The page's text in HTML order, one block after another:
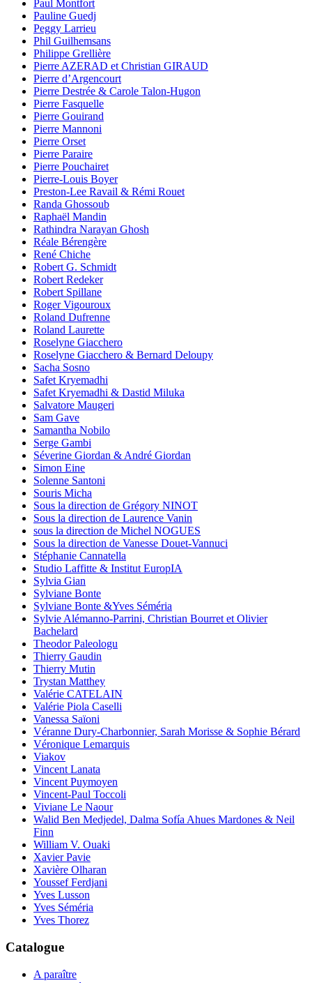
Paul Montfort
Pauline Guedj
Peggy Larrieu
Phil Guilhemsans
Philippe Grellière
Pierre AZERAD et Christian GIRAUD
Pierre d’Argencourt
Pierre Destrée & Carole Talon-Hugon
Pierre Fasquelle
Pierre Gouirand
Pierre Mannoni
Pierre Orset
Pierre Paraire
Pierre Pouchairet
Pierre-Louis Boyer
Preston-Lee Ravail & Rémi Rouet
Randa Ghossoub
Raphaël Mandin
Rathindra Narayan Ghosh
Réale Bérengère
René Chiche
Robert G. Schmidt
Robert Redeker
Robert Spillane
Roger Vigouroux
Roland Dufrenne
Roland Laurette
Roselyne Giacchero
Roselyne Giacchero & Bernard Deloupy
Sacha Sosno
Safet Kryemadhi
Safet Kryemadhi & Dastid Miluka
Salvatore Maugeri
Sam Gave
Samantha Nobilo
Serge Gambi
Séverine Giordan & André Giordan
Simon Eine
Solenne Santoni
Souris Micha
Sous la direction de Grégory NINOT
Sous la direction de Laurence Vanin
sous la direction de Michel NOGUES
Sous la direction de Vanesse Douet-Vannuci
Stéphanie Cannatella
Studio Laffitte & Institut EuropIA
Sylvia Gian
Sylviane Bonte
Sylviane Bonte &Yves Séméria
Sylvie Alémanno-Parrini, Christian Bourret et Olivier
Bachelard
Theodor Paleologu
Thierry Gaudin
Thierry Mutin
Trystan Matthey
Valérie CATELAIN
Valérie Piola Caselli
Vanessa Saïoni
Véranne Dury-Charbonnier, Sarah Morisse & Sophie Bérard
Véronique Lemarquis
Viakov
Vincent Lanata
Vincent Puymoyen
Vincent-Paul Toccoli
Viviane Le Naour
Walid Ben Medjedel, Dalma Sofía Ahues Mardones & Neil
Finn
William V. Ouaki
Xavier Pavie
Xavière Olharan
Youssef Ferdjani
Yves Lusson
Yves Séméria
Yves Thorez
Catalogue
A paraître